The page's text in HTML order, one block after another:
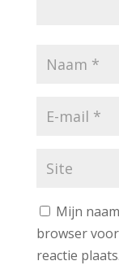
Mijn
browser
reactie plaats.